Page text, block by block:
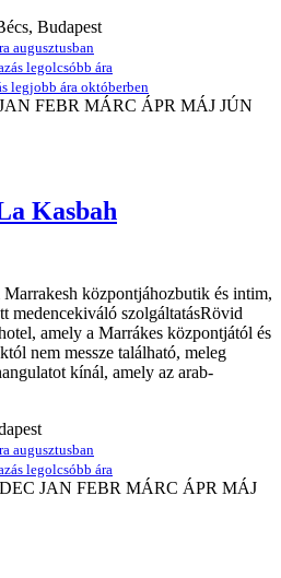
Budapest
augusztusban
legolcsóbb ára
legjobb ára októberben
FEBR MÁRC ÁPR MÁJ JÚN
Kasbah
központjáhozbutik és intim,
medencekiváló szolgáltatásRövid
amely a Marrákes központjától és
nem messze található, meleg
kínál, amely az arab-
augusztusban
legolcsóbb ára
DEC JAN FEBR MÁRC ÁPR MÁJ